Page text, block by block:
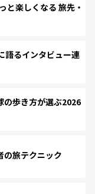
楽しくなる 旅先・
語るインタビュー連
の歩き方が選ぶ2026
の旅テクニック